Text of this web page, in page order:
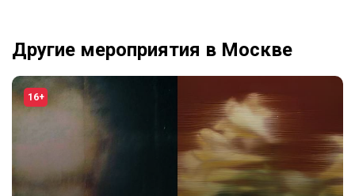
Другие мероприятия в Москве
16+